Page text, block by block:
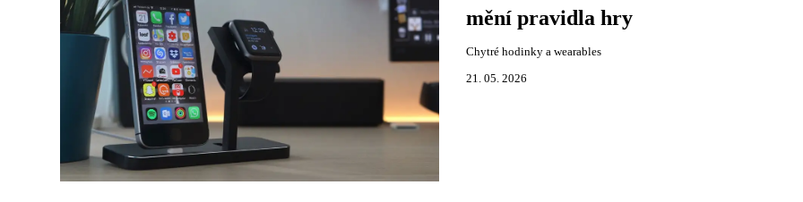
mění pravidla hry
Chytré hodinky a wearables
21. 05. 2026